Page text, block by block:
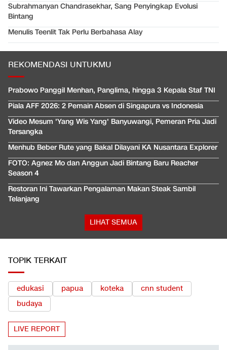
Subrahmanyan Chandrasekhar, Sang Penyingkap Evolusi
Bintang
Menulis Teenlit Tak Perlu Berbahasa Alay
REKOMENDASI UNTUKMU
Prabowo Panggil Menhan, Panglima, hingga 3 Kepala Staf TNI
Piala AFF 2026: 2 Pemain Absen di Singapura vs Indonesia
Video Mesum 'Yang Wis Yang' Banyuwangi, Pemeran Pria Jadi
Tersangka
Menhub Beber Rute yang Bakal Dilayani KA Nusantara Explorer
FOTO: Agnez Mo dan Anggun Jadi Bintang Baru Reacher
Season 4
Restoran Ini Tawarkan Pengalaman Makan Steak Sambil
Telanjang
LIHAT SEMUA
TOPIK TERKAIT
edukasi papua koteka
cnn student
budaya
TERPOPULER